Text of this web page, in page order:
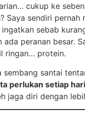
cukup ke
Saya sendiri pernah
sebab
ada peranan besar.
ringan… protein.
sembang santai
perlukan setiap hari
jaga diri dengan